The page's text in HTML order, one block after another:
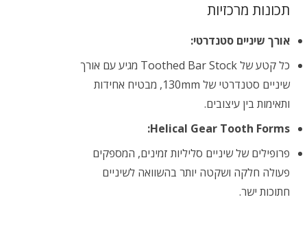
תכונות מרכזיות
אורך שיניים סטנדרטי:
כל קטע של Toothed Bar Stock מגיע עם אורך
שיניים סטנדרטי של 130mm, מבטיח אחידות
ותאימות בין עיצובים.
Helical Gear Tooth Forms:
פרופילים של שיניים סליליות זמינים, המספקים
פעולה חלקה ושקטה יותר בהשוואה לשיניים
חתוכות ישר.